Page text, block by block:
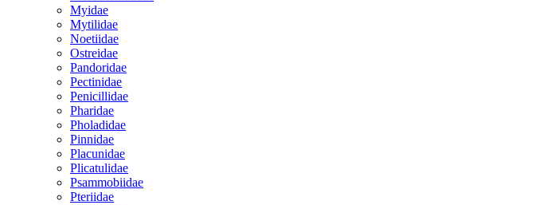
Myidae
Mytilidae
Noetiidae
Ostreidae
Pandoridae
Pectinidae
Penicillidae
Pharidae
Pholadidae
Pinnidae
Placunidae
Plicatulidae
Psammobiidae
Pteriidae